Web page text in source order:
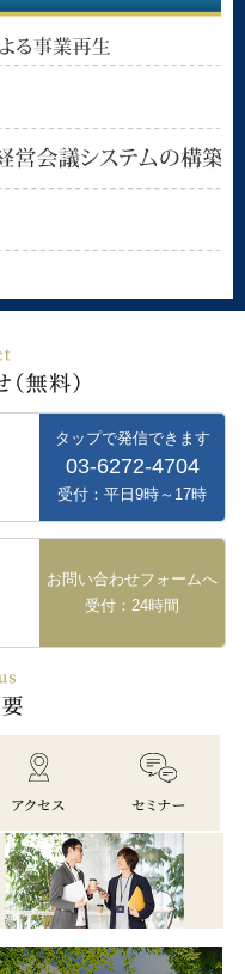
タップで発信できます
03-6272-4704
受付：平日9時～17時
お問い合わせフォームへ
受付：24時間